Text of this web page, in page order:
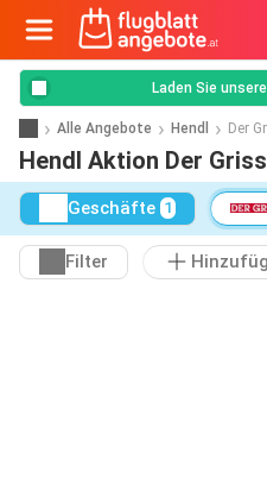
Laden Sie
Alle Angebote Hendl Der
Hendl Aktion Der
Geschäfte 1
Filter